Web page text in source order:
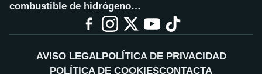
combustible de hidrógeno…
AVISO LEGALPOLÍTICA DE PRIVACIDAD
POLÍTICA DE COOKIESCONTACTA